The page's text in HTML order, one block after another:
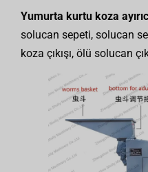
Yumurta kurtu koza
solucan sepeti, solucan
koza çıkışı, ölü solucan